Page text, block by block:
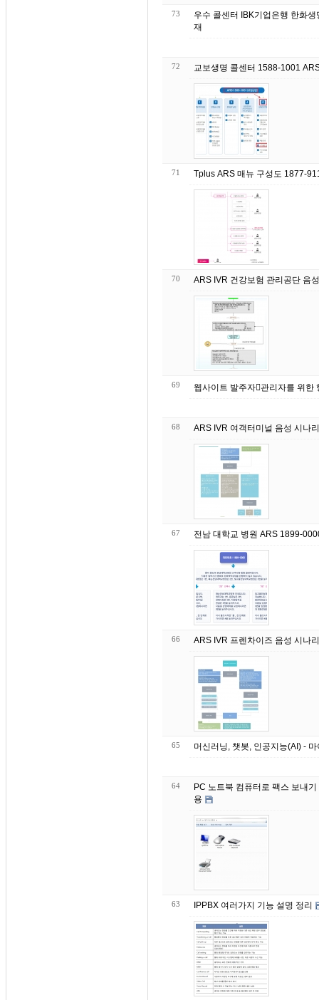
73
우수 콜센터 IBK기업은행 한화생명 KT 신한카드 신한은행 삼성생명 삼성카드 삼성화
재
72 교보생명 콜센터 1588-1001
71 Tplus ARS 매뉴 구성도 1877-
70 ARS IVR 건강보험 관리공단 음
69
68 ARS IVR 여객터미널 음성 시나
67 전남 대학교 병원 ARS 1899-
66 ARS IVR 프렌차이즈 음성 시나
65 머신러닝, 챗봇, 인공지능(AI) -
64
PC 노트북 컴퓨터로 팩스 보내기 받기 방법 FAX 070 050 번호 사용 간편 업무용 개인
용
63 IPPBX 여러가지 기능 설명 정리